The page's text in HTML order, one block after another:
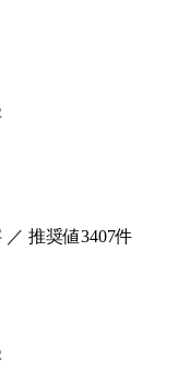
推奨値3407件